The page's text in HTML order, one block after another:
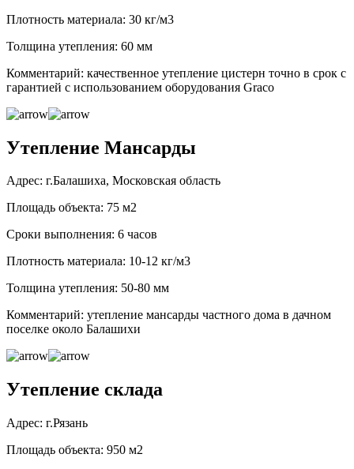
Плотность материала: 30 кг/м3
Толщина утепления: 60 мм
Комментарий: качественное утепление цистерн точно в срок с
гарантией с использованием оборудования Graco
Утепление Мансарды
Адрес: г.Балашиха, Московская область
Площадь объекта: 75 м2
Сроки выполнения: 6 часов
Плотность материала: 10-12 кг/м3
Толщина утепления: 50-80 мм
Комментарий: утепление мансарды частного дома в дачном
поселке около Балашихи
Утепление склада
Адрес: г.Рязань
Площадь объекта: 950 м2